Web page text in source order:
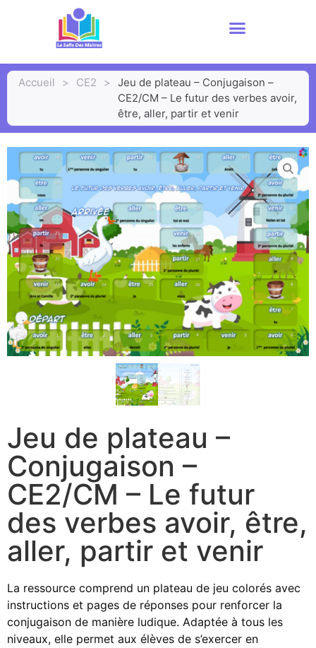
Accueil > CE2 >
Jeu de plateau – Conjugaison –
CE2/CM – Le futur des verbes avoir,
être, aller, partir et venir
Jeu de plateau –
Conjugaison –
CE2/CM – Le futur
des verbes avoir, être,
aller, partir et venir
La ressource comprend un plateau de jeu colorés avec
instructions et pages de réponses pour renforcer la
conjugaison de manière ludique. Adaptée à tous les
niveaux, elle permet aux élèves de s’exercer en